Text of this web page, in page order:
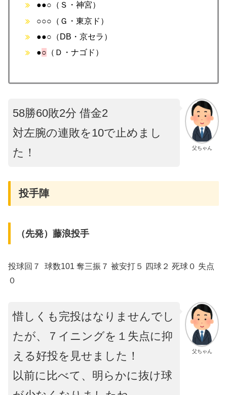
●●○（Ｓ・神宮）
○○○（Ｇ・東京ド）
●●○（DB・京セラ）
●○ （Ｄ・ナゴド）
父ちゃん
58勝60敗2分 借金2
対左腕の連敗を10で止めまし
た！
投手陣
（先発）藤浪投手
投球回７ 球数101 奪三振７ 被安打５ 四球２ 死球０ 失点
０
父ちゃん
惜しくも完投はなりませんでし
たが、７イニングを１失点に抑
える好投を見せました！
以前に比べて、明らかに抜け球